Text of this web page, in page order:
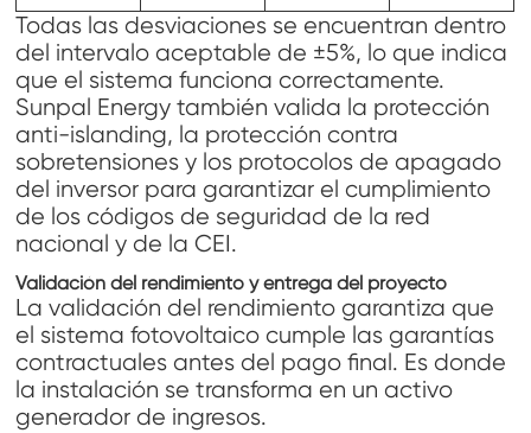
Todas las desviaciones se encuentran dentro
del intervalo aceptable de ±5%, lo que indica
que el sistema funciona correctamente.
Sunpal Energy también valida la protección
anti-islanding, la protección contra
sobretensiones y los protocolos de apagado
del inversor para garantizar el cumplimiento
de los códigos de seguridad de la red
nacional y de la CEI.
Validación del rendimiento y entrega del proyecto
La validación del rendimiento garantiza que
el sistema fotovoltaico cumple las garantías
contractuales antes del pago final. Es donde
la instalación se transforma en un activo
generador de ingresos.